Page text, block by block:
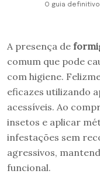
O guia
A presença de
comum que pode
com higiene.
eficazes utilizando
acessíveis. Ao
insetos e aplicar
infestações sem
agressivos,
funcional.